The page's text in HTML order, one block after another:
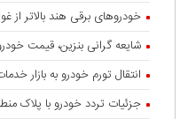
خودروهای برقی هند بالاتر از
شایعه گرانی بنزین، قیمت
انتقال تورم خودرو به بازار
جزئیات تردد خودرو با پلاک